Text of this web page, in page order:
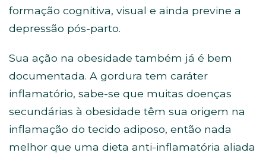
formação cognitiva, visual e ainda previne a
depressão pós-parto.
Sua ação na obesidade também já é bem
documentada. A gordura tem caráter
inflamatório, sabe-se que muitas doenças
secundárias à obesidade têm sua origem na
inflamação do tecido adiposo, então nada
melhor que uma dieta anti-inflamatória aliada